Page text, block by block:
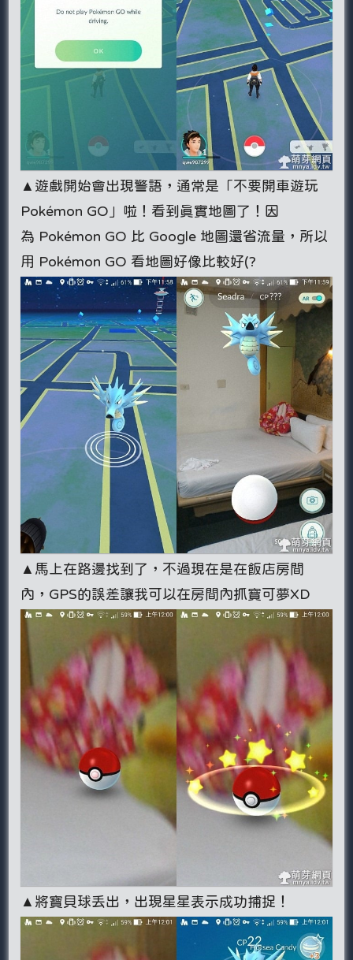
▲遊戲開始會出現警語，通常是「不要開車遊玩
Pokémon GO」啦！看到真實地圖了！因
為 Pokémon GO 比 Google 地圖還省流量，所以
用 Pokémon GO 看地圖好像比較好(?
▲馬上在路邊找到了，不過現在是在飯店房間
內，GPS的誤差讓我可以在房間內抓寶可夢XD
▲將寶貝球丟出，出現星星表示成功捕捉！